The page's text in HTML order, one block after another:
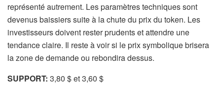
représenté autrement. Les paramètres techniques sont
devenus baissiers suite à la chute du prix du token. Les
investisseurs doivent rester prudents et attendre une
tendance claire. Il reste à voir si le prix symbolique brisera
la zone de demande ou rebondira dessus.
SUPPORT: 3,80 $ et 3,60 $